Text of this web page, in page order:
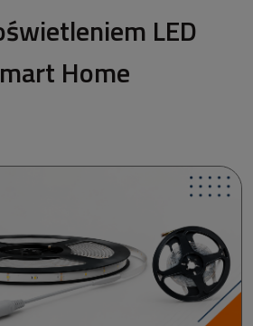
LED
Home